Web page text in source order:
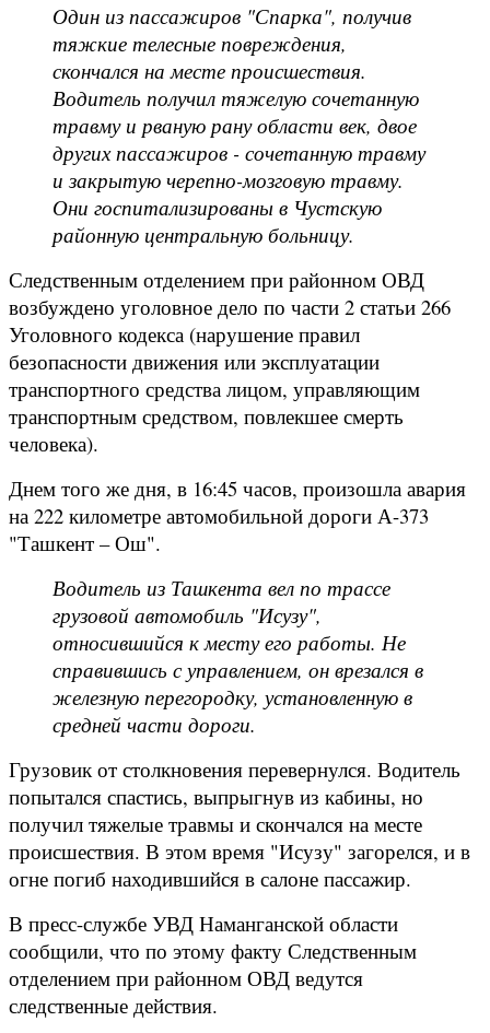
Один из пассажиров "Спарка", получив
тяжкие телесные повреждения,
скончался на месте происшествия.
Водитель получил тяжелую сочетанную
травму и рваную рану области век, двое
других пассажиров - сочетанную травму
и закрытую черепно-мозговую травму.
Они госпитализированы в Чустскую
районную центральную больницу.
Следственным отделением при районном ОВД
возбуждено уголовное дело по части 2 статьи 266
Уголовного кодекса (нарушение правил
безопасности движения или эксплуатации
транспортного средства лицом, управляющим
транспортным средством, повлекшее смерть
человека).
Днем того же дня, в 16:45 часов, произошла авария
на 222 километре автомобильной дороги А-373
"Ташкент – Ош".
Водитель из Ташкента вел по трассе
грузовой автомобиль "Исузу",
относившийся к месту его работы. Не
справившись с управлением, он врезался в
железную перегородку, установленную в
средней части дороги.
Грузовик от столкновения перевернулся. Водитель
попытался спастись, выпрыгнув из кабины, но
получил тяжелые травмы и скончался на месте
происшествия. В этом время "Исузу" загорелся, и в
огне погиб находившийся в салоне пассажир.
В пресс-службе УВД Наманганской области
сообщили, что по этому факту Следственным
отделением при районном ОВД ведутся
следственные действия.